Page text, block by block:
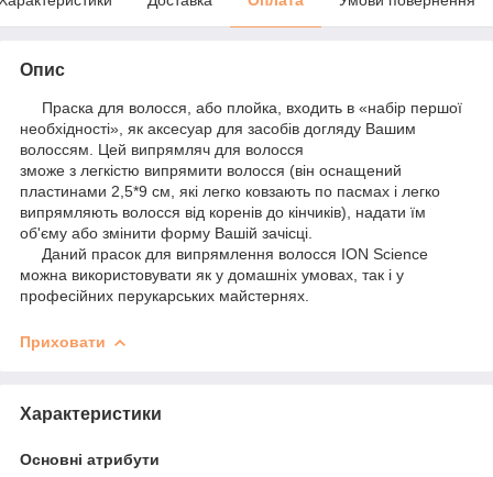
Опис
Праска для волосся, або плойка, входить в «набір першої
необхідності», як аксесуар для засобів догляду Вашим
волоссям. Цей випрямляч для волосся
зможе з легкістю випрямити волосся (він оснащений
пластинами 2,5*9 см, які легко ковзають по пасмах і легко
випрямляють волосся від коренів до кінчиків), надати їм
об'єму або змінити форму Вашій зачісці.
Даний прасок для випрямлення волосся ION Science
можна використовувати як у домашніх умовах, так і у
професійних перукарських майстернях.
Приховати
Характеристики
Основні атрибути